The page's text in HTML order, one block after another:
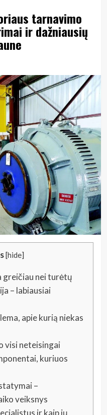
tarnavimo
ir dažniausių
[hide]
greičiau nei turėtų
– labiausiai
apie kurią niekas
visi neteisingai
kuriuos
–
veiksnys